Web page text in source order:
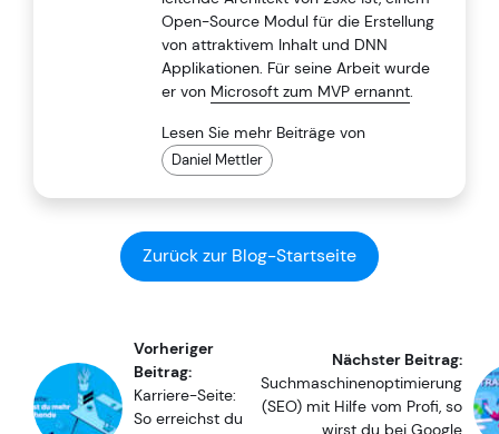
Open-Source Modul für die Erstellung
von attraktivem Inhalt und DNN
Applikationen. Für seine Arbeit wurde
er von Microsoft zum MVP ernannt.
Lesen Sie mehr Beiträge von
Daniel Mettler
Zurück zur Blog-Startseite
Vorheriger
Beitrag:
Karriere-Seite:
So erreichst du
Nächster Beitrag:
Suchmaschinenoptimierung
(SEO) mit Hilfe vom Profi, so
wirst du bei Google